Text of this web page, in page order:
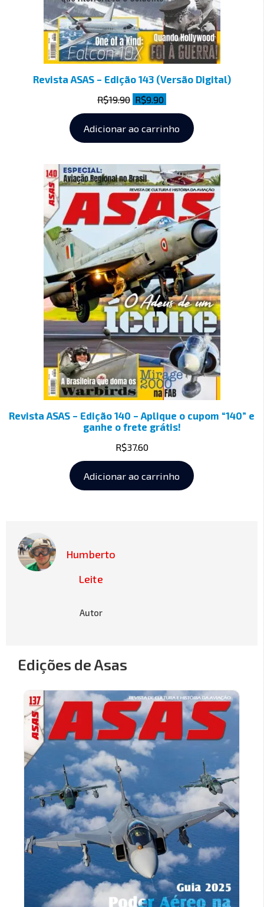
Revista ASAS – Edição 143 (Versão Digital)
R$19.90 R$9.90
Adicionar ao carrinho
Revista ASAS – Edição 140 – Aplique o cupom “140” e
ganhe o frete grátis!
R$37.60
Adicionar ao carrinho
Humberto
Leite
Autor
Edições de Asas